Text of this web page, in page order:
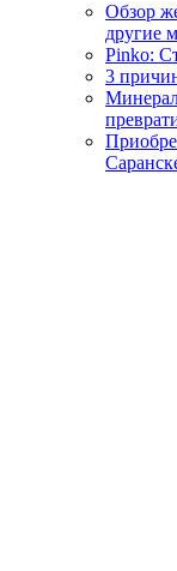
Обзор
другие
Pinko:
3